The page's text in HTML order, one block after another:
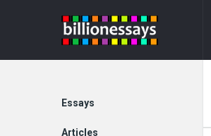
Billion
Essays
Explore
Essays
Articles